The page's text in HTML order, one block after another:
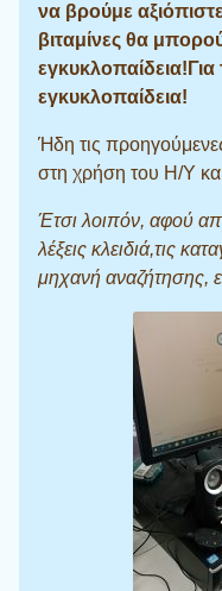
να βρούμε
βιταμίνες θα
εγκυκλοπαίδεια!
Ήδη τις
στη χρήση του Η/Υ
Έτσι λοιπόν, αφού
λέξεις κλειδιά,τις
μηχανή αναζήτησης,